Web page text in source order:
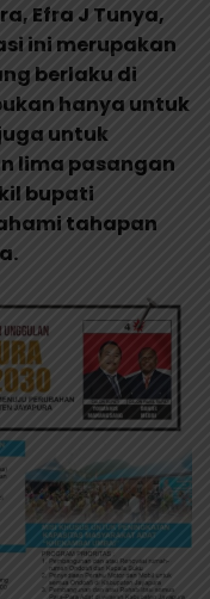
Efra J Tunya,
ini merupakan
berlaku di
hanya untuk
untuk
lima pasangan
bupati
tahapan